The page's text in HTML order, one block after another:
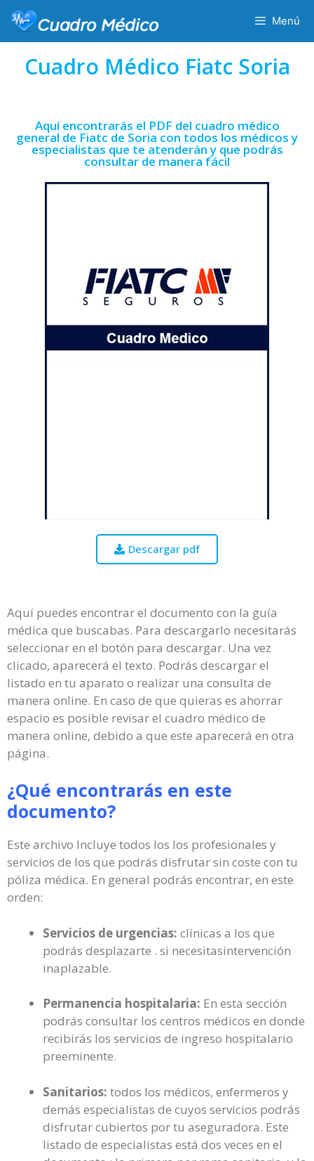
Menú
Cuadro Médico Fiatc Soria
Aquí encontrarás el PDF del cuadro médico
general de Fiatc de Soria con todos los médicos y
especialistas que te atenderán y que podrás
consultar de manera fácil
Descargar pdf
Aquí puedes encontrar el documento con la guía
médica que buscabas. Para descargarlo necesitarás
seleccionar en el botón para descargar. Una vez
clicado, aparecerá el texto. Podrás descargar el
listado en tu aparato o realizar una consulta de
manera online. En caso de que quieras es ahorrar
espacio es posible revisar el cuadro médico de
manera online, debido a que este aparecerá en otra
página.
¿Qué encontrarás en este
documento?
Este archivo Incluye todos los los profesionales y
servicios de los que podrás disfrutar sin coste con tu
póliza médica. En general podrás encontrar, en este
orden:
Servicios de urgencias: clínicas a los que
podrás desplazarte . si necesitasintervención
inaplazable.
Permanencia hospitalaria: En esta sección
podrás consultar los centros médicos en donde
recibirás los servicios de ingreso hospitalario
preeminente.
Sanitarios: todos los médicos, enfermeros y
demás especialistas de cuyos servicios podrás
disfrutar cubiertos por tu aseguradora. Este
listado de especialistas está dos veces en el